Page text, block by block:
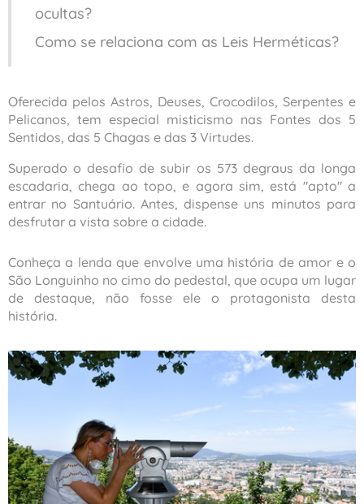
ocultas?
Como se relaciona com as Leis Herméticas?
Oferecida pelos Astros, Deuses, Crocodilos, Serpentes e
Pelicanos, tem especial misticismo nas Fontes dos 5
Sentidos, das 5 Chagas e das 3 Virtudes.
Superado o desafio de subir os 573 degraus da longa
escadaria, chega ao topo, e agora sim, está "apto" a
entrar no Santuário. Antes, dispense uns minutos para
desfrutar a vista sobre a cidade.
Conheça a lenda que envolve uma história de amor e o
São Longuinho no cimo do pedestal, que ocupa um lugar
de destaque, não fosse ele o protagonista desta
história.